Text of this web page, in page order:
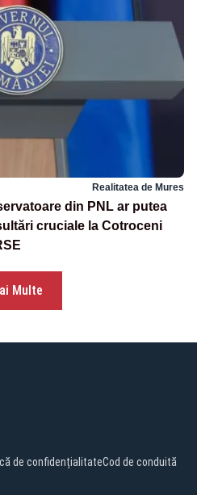
Realitatea de Mures
din PNL ar putea
cruciale la Cotroceni
Multe
de confidențialitateCod de conduită